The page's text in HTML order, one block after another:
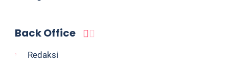
Back Office
Redaksi